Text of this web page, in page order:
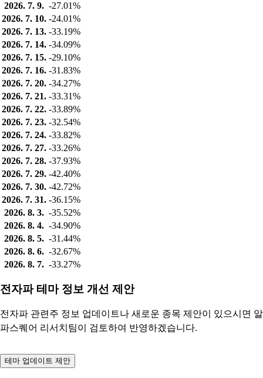
2026. 7. 9. -27.01%
2026. 7. 10. -24.01%
2026. 7. 13. -33.19%
2026. 7. 14. -34.09%
2026. 7. 15. -29.10%
2026. 7. 16. -31.83%
2026. 7. 20. -34.27%
2026. 7. 21. -33.31%
2026. 7. 22. -33.89%
2026. 7. 23. -32.54%
2026. 7. 24. -33.82%
2026. 7. 27. -33.26%
2026. 7. 28. -37.93%
2026. 7. 29. -42.40%
2026. 7. 30. -42.72%
2026. 7. 31. -36.15%
2026. 8. 3. -35.52%
2026. 8. 4. -34.90%
2026. 8. 5. -31.44%
2026. 8. 6. -32.67%
2026. 8. 7. -33.27%
전자파 테마 정보 개선 제안
전자파 관련주 정보 업데이트나 새로운 종목 제안이 있으시면 알
파스퀘어 리서치팀이 검토하여 반영하겠습니다.
테마 업데이트 제안